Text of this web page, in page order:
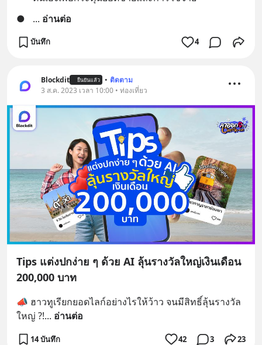
●
... อ่านต่อ
บันทึก 4
Blockdit ยืนยันแล้ว • ติดตาม
3 ส.ค. 2023 เวลา 10:00 • ท่องเที่ยว
Tips แต่งปกง่าย ๆ ด้วย AI ลุ้นรางวัลใหญ่เงินเดือน
200,000 บาท
📣 ฮาวทูเรียกยอดไลก์อย่างไรให้ว้าว จนมีสิทธิ์ลุ้นรางวัล
ใหญ่ ?!... อ่านต่อ
14 บันทึก 42 3 23